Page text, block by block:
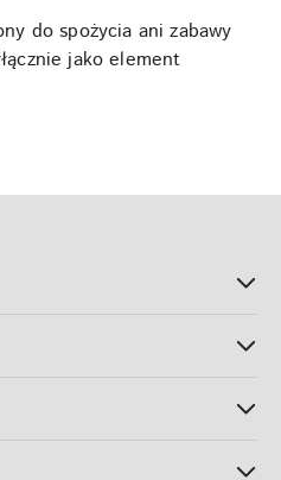
do spożycia ani zabawy
jako element